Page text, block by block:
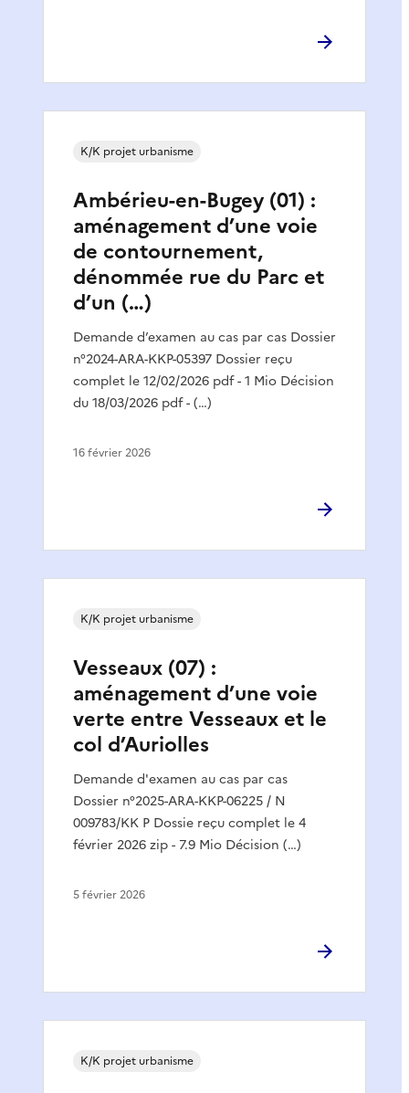
Ambérieu-en-Bugey (01) :
aménagement d’une voie
de contournement,
dénommée rue du Parc et
d’un (…)
Demande d’examen au cas par cas Dossier
n°2024-ARA-KKP-05397 Dossier reçu
complet le 12/02/2026 pdf - 1 Mio Décision
du 18/03/2026 pdf - (…)
K/K projet urbanisme
16 février 2026
Vesseaux (07) :
aménagement d’une voie
verte entre Vesseaux et le
col d’Auriolles
Demande d'examen au cas par cas
Dossier n°2025-ARA-KKP-06225 / N
009783/KK P Dossie reçu complet le 4
février 2026 zip - 7.9 Mio Décision (…)
K/K projet urbanisme
5 février 2026
K/K projet urbanisme